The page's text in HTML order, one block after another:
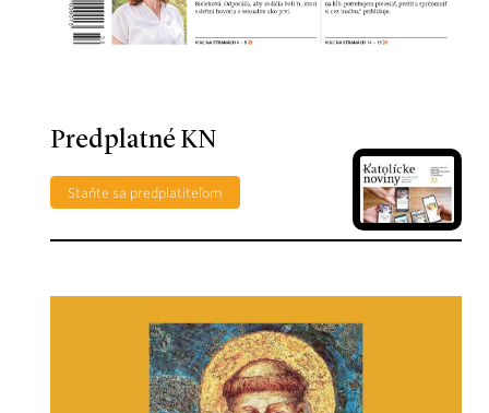
Predplatné KN
Staňte sa predplatiteľom